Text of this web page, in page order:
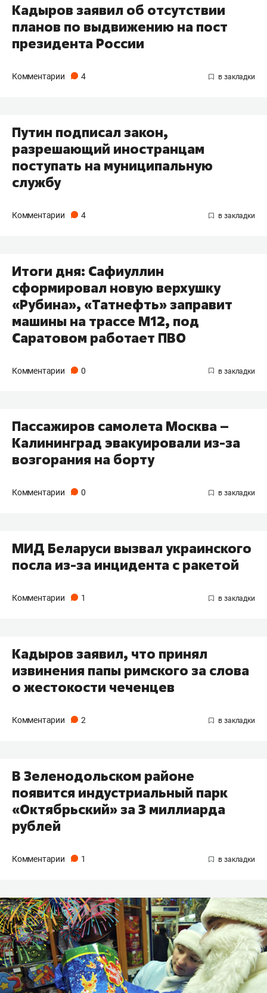
Кадыров заявил об отсутствии
планов по выдвижению на пост
президента России
Комментарии 4
Путин подписал закон,
разрешающий иностранцам
поступать на муниципальную
службу
Комментарии 4
Итоги дня: Сафиуллин
сформировал новую верхушку
«Рубина», «Татнефть» заправит
машины на трассе М12, под
Саратовом работает ПВО
Комментарии 0
Пассажиров самолета Москва –
Калининград эвакуировали из-за
возгорания на борту
Комментарии 0
МИД Беларуси вызвал украинского
посла из-за инцидента с ракетой
Комментарии 1
Кадыров заявил, что принял
извинения папы римского за слова
о жестокости чеченцев
Комментарии 2
​В Зеленодольском районе
появится индустриальный парк
«Октябрьский» за 3 миллиарда
рублей
Комментарии 1